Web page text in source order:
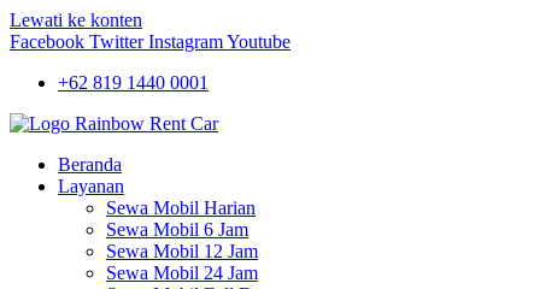
Lewati ke konten
Facebook Twitter InstagramYoutube
+62 819 1440 0001
Beranda
Layanan
Sewa Mobil Harian
Sewa Mobil 6 Jam
Sewa Mobil 12 Jam
Sewa Mobil 24 Jam